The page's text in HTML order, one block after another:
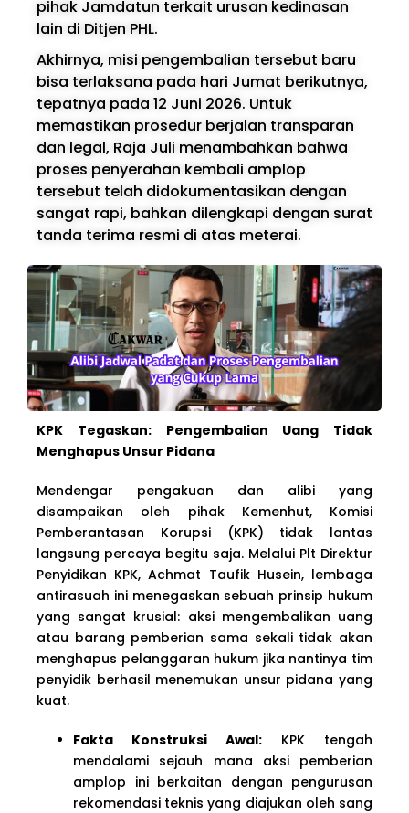
pihak Jamdatun terkait urusan kedinasan
lain di Ditjen PHL.
Akhirnya, misi pengembalian tersebut baru
bisa terlaksana pada hari Jumat berikutnya,
tepatnya pada 12 Juni 2026. Untuk
memastikan prosedur berjalan transparan
dan legal, Raja Juli menambahkan bahwa
proses penyerahan kembali amplop
tersebut telah didokumentasikan dengan
sangat rapi, bahkan dilengkapi dengan surat
tanda terima resmi di atas meterai.
KPK Tegaskan: Pengembalian Uang Tidak
Menghapus Unsur Pidana
Mendengar pengakuan dan alibi yang
disampaikan oleh pihak Kemenhut, Komisi
Pemberantasan Korupsi (KPK) tidak lantas
langsung percaya begitu saja. Melalui Plt Direktur
Penyidikan KPK, Achmat Taufik Husein, lembaga
antirasuah ini menegaskan sebuah prinsip hukum
yang sangat krusial: aksi mengembalikan uang
atau barang pemberian sama sekali tidak akan
menghapus pelanggaran hukum jika nantinya tim
penyidik berhasil menemukan unsur pidana yang
kuat.
Fakta Konstruksi Awal: KPK tengah
mendalami sejauh mana aksi pemberian
amplop ini berkaitan dengan pengurusan
rekomendasi teknis yang diajukan oleh sang